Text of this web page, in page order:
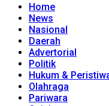
Home
News
Nasional
Daerah
Advertorial
Politik
Hukum &
Olahraga
Pariwara